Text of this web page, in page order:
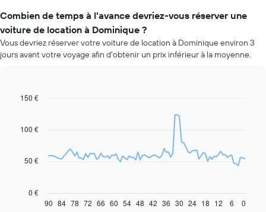
Combien de temps à l'avance devriez-vous réserver une
voiture de location à Dominique ?
Vous devriez réserver votre voiture de location à Dominique environ 3
jours avant votre voyage afin d'obtenir un prix inférieur à la moyenne.
Line
91
data
dessous
Chart
0 €
50 €
100 €
150 €
90 84 78 72 66 60 54 48 42 36 30 24 18 12 6 0